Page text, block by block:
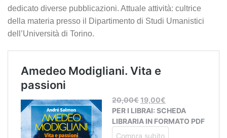
dedicato diverse pubblicazioni. Attuale attività: cultrice
della materia presso il Dipartimento di Studi Umanistici
dell’Università di Torino.